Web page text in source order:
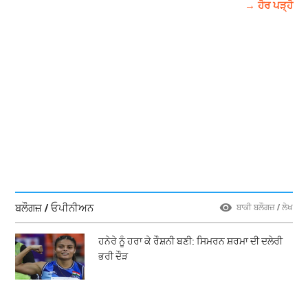
→ ਹੋਰ ਪੜ੍ਹੋ
ਬਲੌਗਜ਼ / ਓਪੀਨੀਅਨ ਬਾਕੀ ਬਲੌਗਜ਼ / ਲੇਖ
ਹਨੇਰੇ ਨੂੰ ਹਰਾ ਕੇ ਰੌਸ਼ਨੀ ਬਣੀ: ਸਿਮਰਨ ਸ਼ਰਮਾ ਦੀ ਦਲੇਰੀ
ਭਰੀ ਦੌੜ